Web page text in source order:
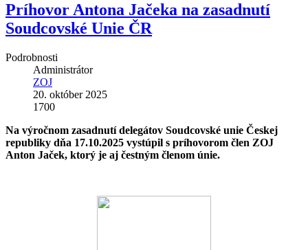
Príhovor Antona Jačeka na zasadnutí
Soudcovské Unie ČR
Podrobnosti
Administrátor
ZOJ
20. október 2025
1700
Na výročnom zasadnutí delegátov Soudcovské unie Českej
republiky dňa 17.10.2025 vystúpil s príhovorom člen ZOJ
Anton Jaček, ktorý je aj čestným členom únie.